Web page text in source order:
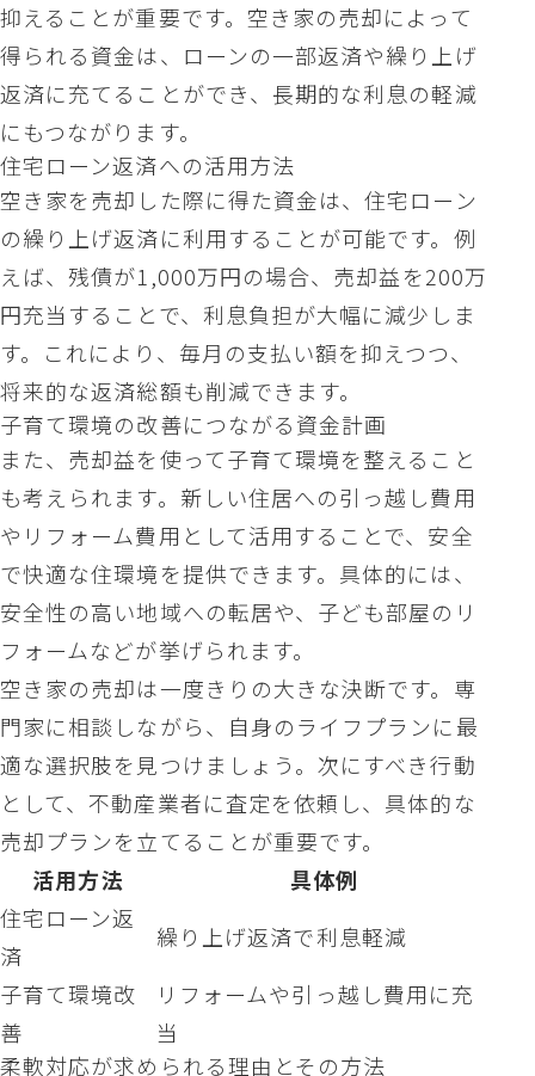
抑えることが重要です。空き家の売却によって
得られる資金は、ローンの一部返済や繰り上げ
返済に充てることができ、長期的な利息の軽減
にもつながります。
住宅ローン返済への活用方法
空き家を売却した際に得た資金は、住宅ローン
の繰り上げ返済に利用することが可能です。例
えば、残債が1,000万円の場合、売却益を200万
円充当することで、利息負担が大幅に減少しま
す。これにより、毎月の支払い額を抑えつつ、
将来的な返済総額も削減できます。
子育て環境の改善につながる資金計画
また、売却益を使って子育て環境を整えること
も考えられます。新しい住居への引っ越し費用
やリフォーム費用として活用することで、安全
で快適な住環境を提供できます。具体的には、
安全性の高い地域への転居や、子ども部屋のリ
フォームなどが挙げられます。
空き家の売却は一度きりの大きな決断です。専
門家に相談しながら、自身のライフプランに最
適な選択肢を見つけましょう。次にすべき行動
として、不動産業者に査定を依頼し、具体的な
売却プランを立てることが重要です。
活用方法
具体例
住宅ローン返
済
繰り上げ返済で利息軽減
子育て環境改
善
リフォームや引っ越し費用に充
当
柔軟対応が求められる理由とその方法